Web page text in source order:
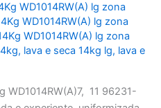
WD1014RW(A) lg zona
WD1014RW(A) lg zona
WD1014RW(A) lg zona
, lava e seca 14kg lg, lava e
WD1014RW(A)7, 11 96231-